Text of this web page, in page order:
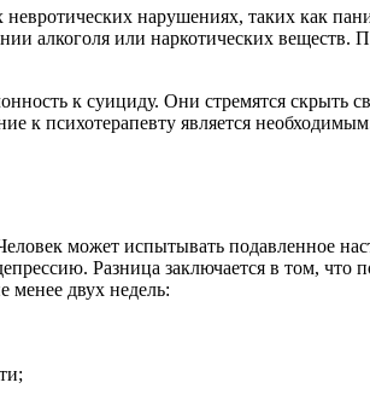
нарушениях, таких как
алкоголя или наркотических
к суициду. Они стремятся
к психотерапевту является
может испытывать подавленное
Разница заключается в том, что
менее двух недель: